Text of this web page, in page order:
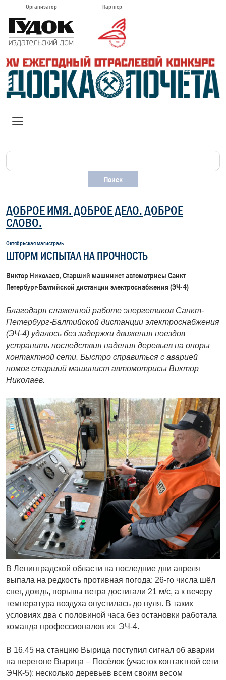
Организатор Партнер
ДОБРОЕ ИМЯ. ДОБРОЕ ДЕЛО. ДОБРОЕ
СЛОВО.
Октябрьская магистраль
ШТОРМ ИСПЫТАЛ НА ПРОЧНОСТЬ
Виктор Николаев, Старший машинист автомотрисы Санкт-
Петербург-Балтийской дистанции электроснабжения (ЭЧ-4)
Благодаря слаженной работе энергетиков Санкт-
Петербург-Балтийской дистанции электроснабжения
(ЭЧ-4) удалось без задержки движения поездов
устранить последствия падения деревьев на опоры
контактной сети. Быстро справиться с аварией
помог старший машинист автомотрисы Виктор
Николаев.
В Ленинградской области на последние дни апреля
выпала на редкость противная погода: 26-го числа шёл
снег, дождь, порывы ветра достигали 21 м/с, а к вечеру
температура воздуха опустилась до нуля. В таких
условиях два с половиной часа без остановки работала
команда профессионалов из ЭЧ-4.
В 16.45 на станцию Вырица поступил сигнал об аварии
на перегоне Вырица – Посёлок (участок контактной сети
ЭЧК-5): несколько деревьев всем своим весом